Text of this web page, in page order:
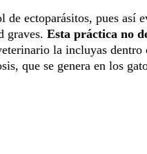
ectoparásitos, pues así
graves. Esta práctica no
la incluyas dentro
que se genera en los